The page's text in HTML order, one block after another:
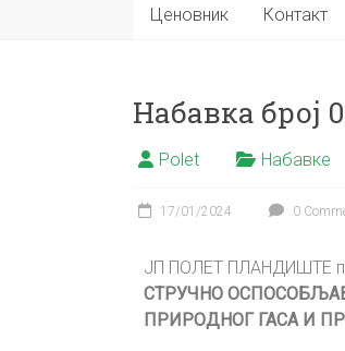
Ценовник Контакт
Набавка број
Polet Набавке
17/01/2024 0
ЈП ПОЛЕТ ПЛАНДИШТЕ
СТРУЧНО
ПРИРОДНОГ ГАСА И